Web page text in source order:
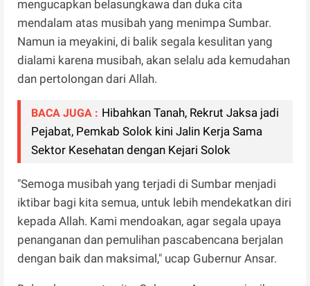
mengucapkan belasungkawa dan duka cita
mendalam atas musibah yang menimpa Sumbar.
Namun ia meyakini, di balik segala kesulitan yang
dialami karena musibah, akan selalu ada kemudahan
dan pertolongan dari Allah.
BACA JUGA : Hibahkan Tanah, Rekrut Jaksa jadi
Pejabat, Pemkab Solok kini Jalin Kerja Sama
Sektor Kesehatan dengan Kejari Solok
"Semoga musibah yang terjadi di Sumbar menjadi
iktibar bagi kita semua, untuk lebih mendekatkan diri
kepada Allah. Kami mendoakan, agar segala upaya
penanganan dan pemulihan pascabencana berjalan
dengan baik dan maksimal," ucap Gubernur Ansar.